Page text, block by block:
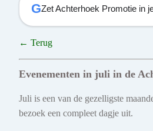
GZet Achterhoek Promotie in
← Terug
Evenementen in juli in de
Juli is een van de gezelligste
bezoek een compleet dagje uit.